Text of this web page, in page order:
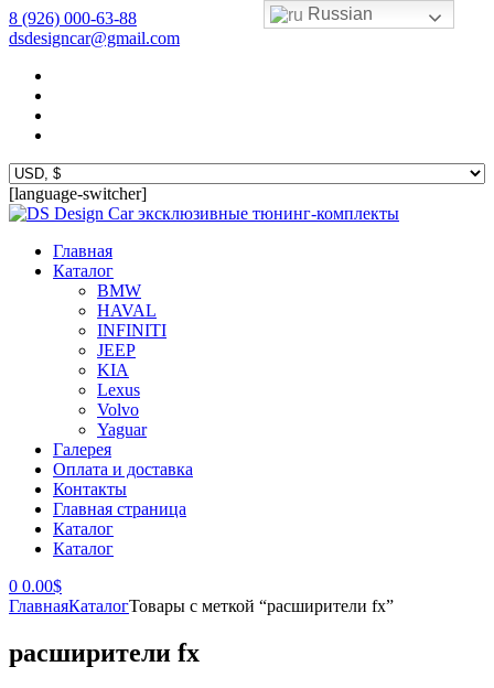
8 (926) 000-63-88
dsdesigncar@gmail.com
[language-switcher]
эксклюзивные тюнинг-комплекты
Главная
Каталог
BMW
HAVAL
INFINITI
JEEP
KIA
Lexus
Volvo
Yaguar
Галерея
Оплата и доставка
Контакты
Главная страница
Каталог
Каталог
0 0.00$
ГлавнаяКаталогТовары с меткой “расширители fx”
расширители fx
Russian